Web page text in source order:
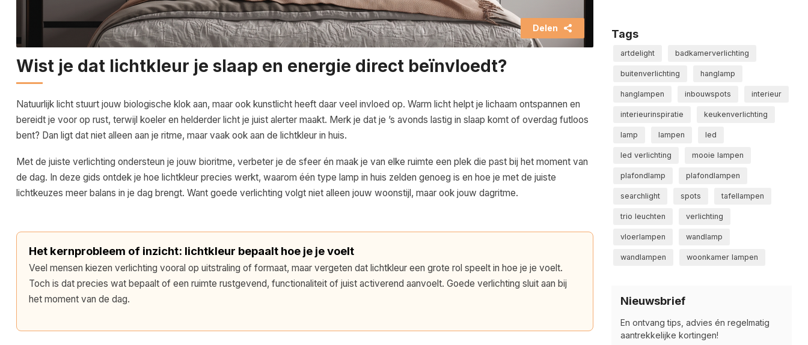
Delen
Wist je dat lichtkleur je slaap en energie direct beïnvloedt?
Natuurlijk licht stuurt jouw biologische klok aan, maar ook kunstlicht heeft daar veel invloed op. Warm licht helpt je lichaam ontspannen en
bereidt je voor op rust, terwijl koeler en helderder licht je juist alerter maakt. Merk je dat je ’s avonds lastig in slaap komt of overdag futloos
bent? Dan ligt dat niet alleen aan je ritme, maar vaak ook aan de lichtkleur in huis.
Met de juiste verlichting ondersteun je jouw bioritme, verbeter je de sfeer én maak je van elke ruimte een plek die past bij het moment van
de dag. In deze gids ontdek je hoe lichtkleur precies werkt, waarom één type lamp in huis zelden genoeg is en hoe je met de juiste
lichtkeuzes meer balans in je dag brengt. Want goede verlichting volgt niet alleen jouw woonstijl, maar ook jouw dagritme.
Het kernprobleem of inzicht: lichtkleur bepaalt hoe je je voelt
Veel mensen kiezen verlichting vooral op uitstraling of formaat, maar vergeten dat lichtkleur een grote rol speelt in hoe je je voelt.
Toch is dat precies wat bepaalt of een ruimte rustgevend, functionaliteit of juist activerend aanvoelt. Goede verlichting sluit aan bij
het moment van de dag.
Tags
artdelight badkamerverlichting
buitenverlichting hanglamp
hanglampen inbouwspots interieur
interieurinspiratie keukenverlichting
lamp lampen led
led verlichting mooie lampen
plafondlamp plafondlampen
searchlight spots tafellampen
trio leuchten verlichting
vloerlampen wandlamp
wandlampen woonkamer lampen
Nieuwsbrief
En ontvang tips, advies én regelmatig
aantrekkelijke kortingen!